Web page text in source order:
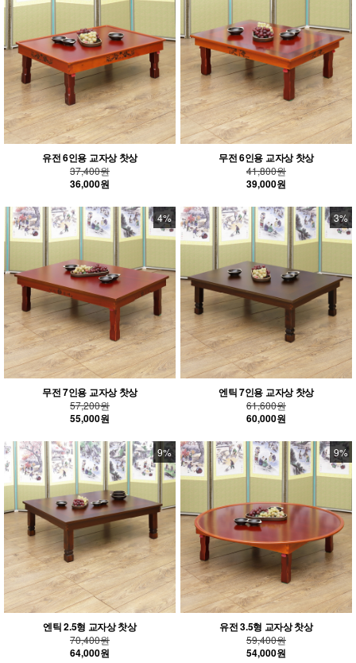
유전 6인용 교자상 찻상
37,400원
36,000원
무전 6인용 교자상 찻상
41,800원
39,000원
4%
무전 7인용 교자상 찻상
57,200원
55,000원
3%
엔틱 7인용 교자상 찻상
61,600원
60,000원
9%
엔틱 2.5형 교자상 찻상
70,400원
64,000원
9%
유전 3.5형 교자상 찻상
59,400원
54,000원